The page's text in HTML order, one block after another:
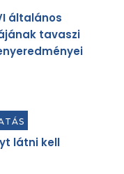
általános
tavaszi
látni kell